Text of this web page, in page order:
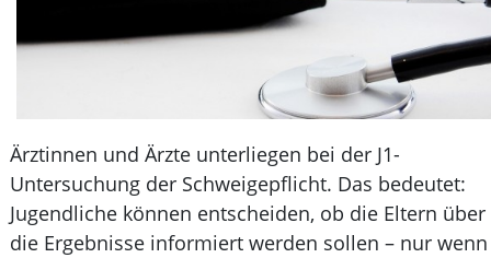
Ärztinnen und Ärzte unterliegen bei der J1-
Untersuchung der Schweigepflicht. Das bedeutet:
Jugendliche können entscheiden, ob die Eltern
die Ergebnisse informiert werden sollen – nur